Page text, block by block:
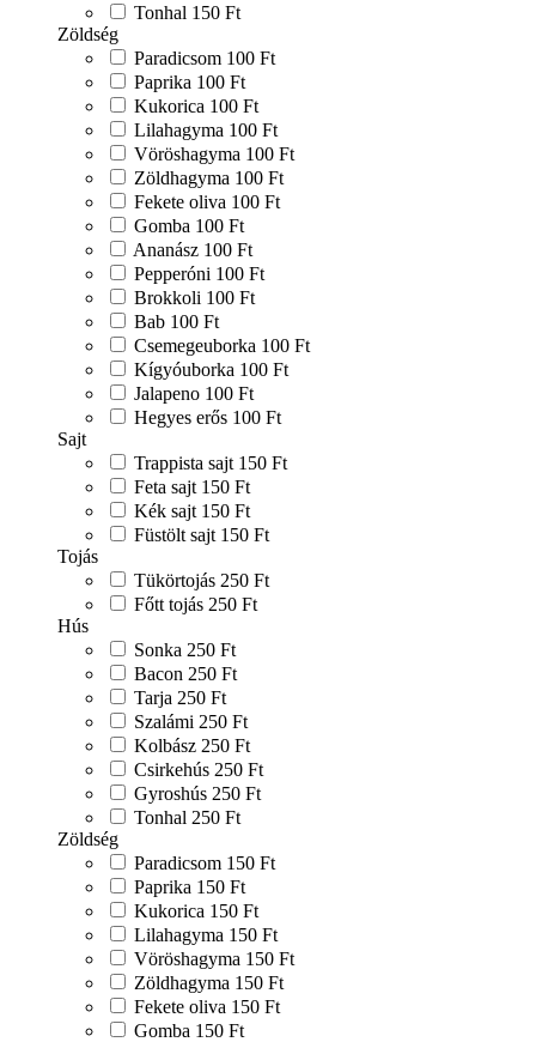
Tonhal 150 Ft
Zöldség
Paradicsom 100 Ft
Paprika 100 Ft
Kukorica 100 Ft
Lilahagyma 100 Ft
Vöröshagyma 100 Ft
Zöldhagyma 100 Ft
Fekete oliva 100 Ft
Gomba 100 Ft
Ananász 100 Ft
Pepperóni 100 Ft
Brokkoli 100 Ft
Bab 100 Ft
Csemegeuborka 100 Ft
Kígyóuborka 100 Ft
Jalapeno 100 Ft
Hegyes erős 100 Ft
Sajt
Trappista sajt 150 Ft
Feta sajt 150 Ft
Kék sajt 150 Ft
Füstölt sajt 150 Ft
Tojás
Tükörtojás 250 Ft
Főtt tojás 250 Ft
Hús
Sonka 250 Ft
Bacon 250 Ft
Tarja 250 Ft
Szalámi 250 Ft
Kolbász 250 Ft
Csirkehús 250 Ft
Gyroshús 250 Ft
Tonhal 250 Ft
Zöldség
Paradicsom 150 Ft
Paprika 150 Ft
Kukorica 150 Ft
Lilahagyma 150 Ft
Vöröshagyma 150 Ft
Zöldhagyma 150 Ft
Fekete oliva 150 Ft
Gomba 150 Ft